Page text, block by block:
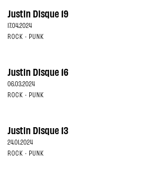
Justin Disque 19
17.04.2024
ROCK · PUNK
Justin Disque 16
06.03.2024
ROCK · PUNK
Justin Disque 13
24.01.2024
ROCK · PUNK